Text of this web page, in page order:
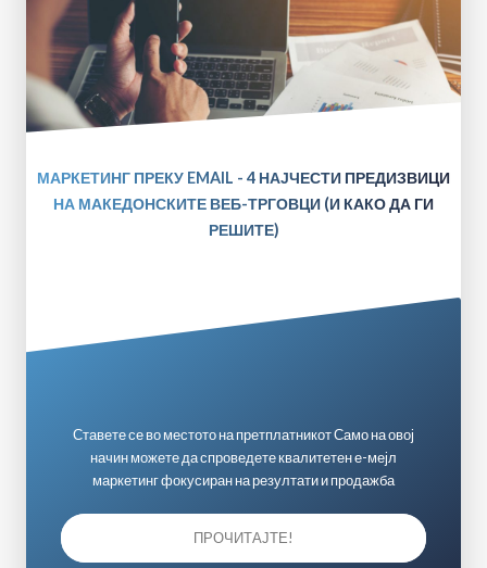
МАРКЕТИНГ ПРЕКУ EMAIL - 4 НАЈЧЕСТИ ПРЕДИЗВИЦИ
НА МАКЕДОНСКИТЕ ВЕБ-ТРГОВЦИ (И КАКО ДА ГИ
РЕШИТЕ)
Ставете се во местото на претплатникот Само на овој
начин можете да спроведете квалитетен е-мејл
маркетинг фокусиран на резултати и продажба
ПРОЧИТАЈТЕ!